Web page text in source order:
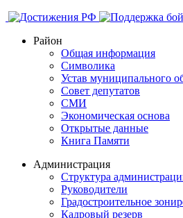
Район
Общая информация
Символика
Устав муниципального
Совет депутатов
СМИ
Экономическая основа
Открытые данные
Книга Памяти
Администрация
Структура
Руководители
Градостроительное
Кадровый резерв